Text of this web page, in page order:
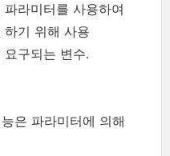
라미터를 사용하여
기 위해 사용
구되는 변수.
은 파라미터에 의해